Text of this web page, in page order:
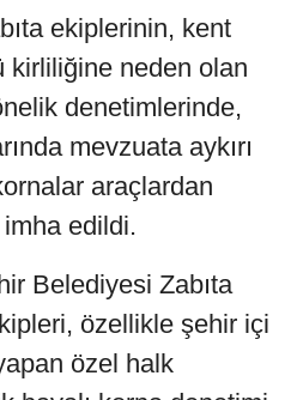
ekiplerinin, kent
kirliliğine neden olan
denetimlerinde,
mevzuata aykırı
araçlardan
edildi.
Belediyesi Zabıta
özellikle şehir içi
özel halk